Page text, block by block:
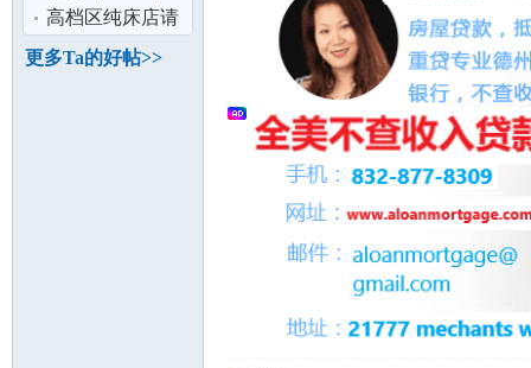
的家 短租 日租
周
腊梅公寓套房屋
出租
高档区纯床店请
有加州执照女按
更多Ta的好帖>>